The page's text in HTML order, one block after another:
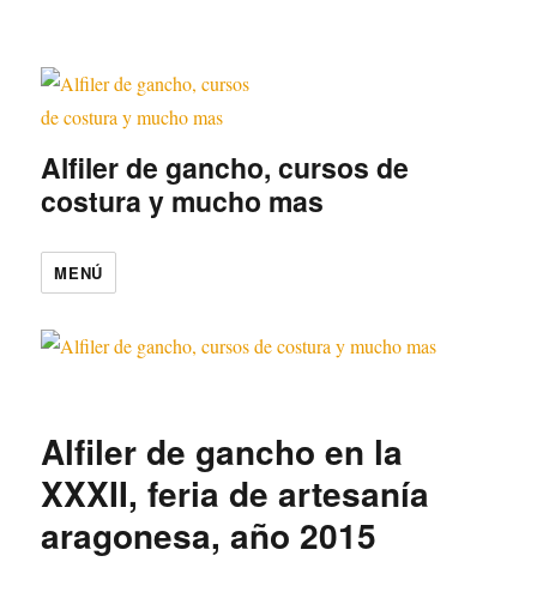
Alfiler de gancho, cursos de
costura y mucho mas
MENÚ
Alfiler de gancho en la
XXXII, feria de artesanía
aragonesa, año 2015